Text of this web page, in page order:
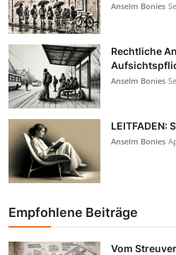
Anselm Bonies
Rechtliche
Anselm Bonies
LEITFADEN:
Anselm Bonies
Empfohlene Beiträge
Vom